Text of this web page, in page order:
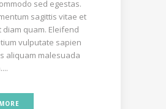
sed egestas.
sagittis vitae et
diam quam. Eleifend
vulputate sapien
aliquam malesuada